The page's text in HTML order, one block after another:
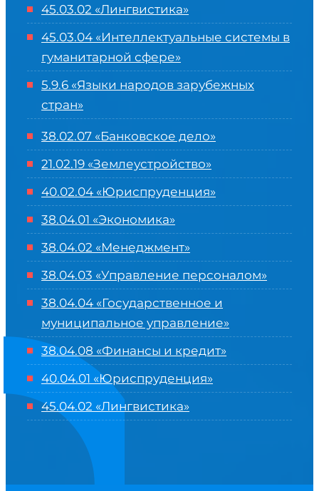
45.03.02 «Лингвистика»
45.03.04 «Интеллектуальные системы в
гуманитарной сфере»
5.9.6 «Языки народов зарубежных
стран»
38.02.07 «Банковское дело»
21.02.19 «Землеустройство»
40.02.04 «Юриспруденция»
38.04.01 «Экономика»
38.04.02 «Менеджмент»
38.04.03 «Управление персоналом»
38.04.04 «Государственное и
муниципальное управление»
38.04.08 «Финансы и кредит»
40.04.01 «Юриспруденция»
45.04.02 «Лингвистика»